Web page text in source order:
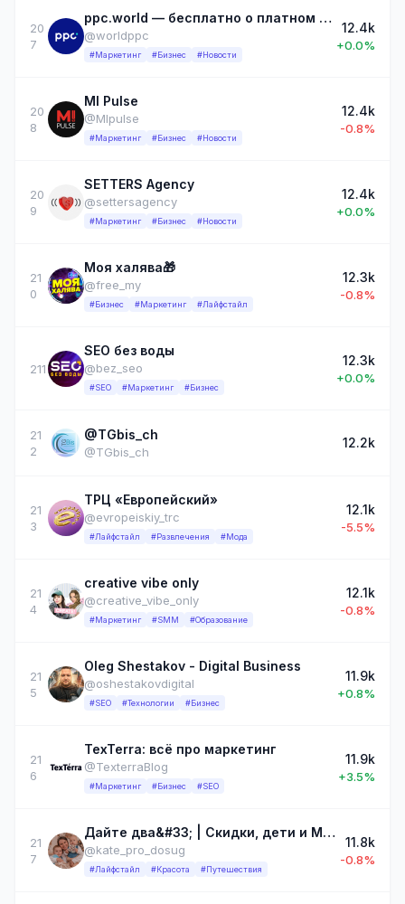
20
7
ppc.world — бесплатно о платном трафике
@worldppc
#Маркетинг #Бизнес #Новости
12.4k
+0.0%
20
8
MI Pulse
@MIpulse
#Маркетинг #Бизнес #Новости
12.4k
-0.8%
20
9
SETTERS Agency
@settersagency
#Маркетинг #Бизнес #Новости
12.4k
+0.0%
21
0
Моя халява🎁
@free_my
#Бизнес #Маркетинг #Лайфстайл
12.3k
-0.8%
211
SEO без воды
@bez_seo
#SEO #Маркетинг #Бизнес
12.3k
+0.0%
21
2
@TGbis_ch
@TGbis_ch
12.2k
21
3
ТРЦ «Европейский»
@evropeiskiy_trc
#Лайфстайл #Развлечения #Мода
12.1k
-5.5%
21
4
creative vibe only
@creative_vibe_only
#Маркетинг #SMM #Образование
12.1k
-0.8%
21
5
Oleg Shestakov - Digital Business
@oshestakovdigital
#SEO #Технологии #Бизнес
11.9k
+0.8%
21
6
TexTerra: всё про маркетинг
@TexterraBlog
#Маркетинг #Бизнес #SEO
11.9k
+3.5%
21
7
Дайте два&#33; | Скидки, дети и Москва
@kate_pro_dosug
#Лайфстайл #Красота #Путешествия
11.8k
-0.8%